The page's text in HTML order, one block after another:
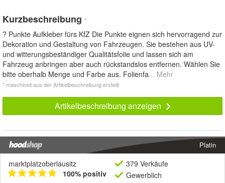
Kurzbeschreibung *
? Punkte Aufkleber fürs KfZ Die Punkte eignen sich hervorragend zur
Dekoration und Gestaltung von Fahrzeugen. Sie bestehen aus UV-
und witterungsbeständiger Qualitätsfolie und lassen sich am
Fahrzeug anbringen aber auch rückstandslos entfernen. Wählen Sie
bitte oberhalb Menge und Farbe aus. Folienfa... Mehr
* maschinell aus der Artikelbeschreibung erstellt
Artikelbeschreibung anzeigen
Platin
marktplatzoberlausitz
100% positiv
379 Verkäufe
Gewerblich